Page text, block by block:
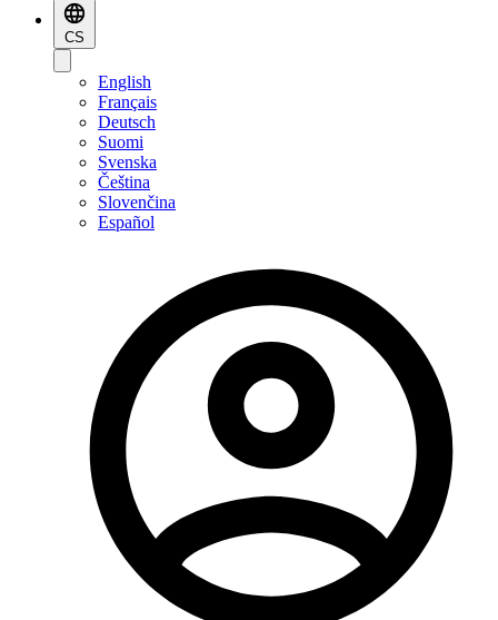
CS
English
Français
Deutsch
Suomi
Svenska
Čeština
Slovenčina
Español